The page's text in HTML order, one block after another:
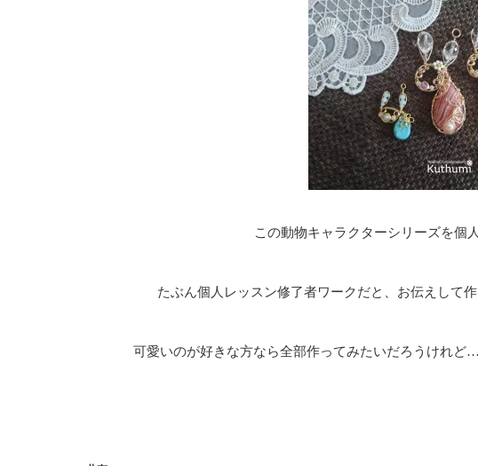
この動物キャラクターシリーズを個
たぶん個人レッスン修了者ワークだと、お伝えして
可愛いのが好きな方なら全部作ってみたいだろうけれ